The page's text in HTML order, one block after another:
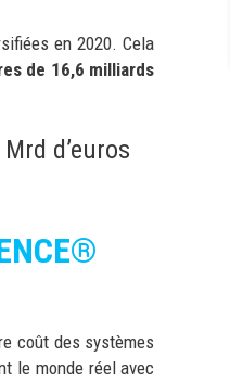
en 2020. Cela
de 16,6 milliards
d’euros
coût des systèmes
le monde réel avec